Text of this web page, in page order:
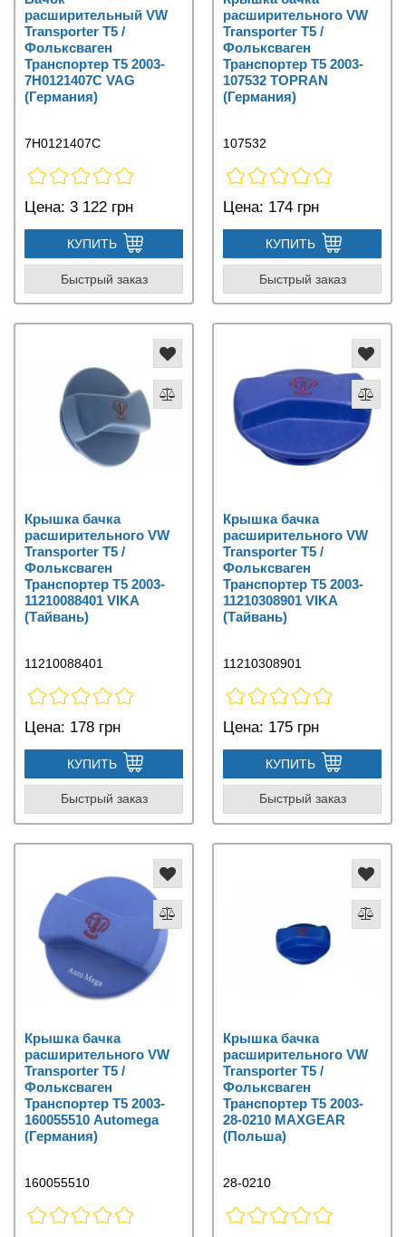
расширительный VW
Transporter T5 /
Фольксваген
Транспортер Т5 2003-
7H0121407C VAG
(Германия)
7H0121407C
Цена: 3 122 грн
КУПИТЬ
Быстрый заказ
расширительного VW
Transporter T5 /
Фольксваген
Транспортер Т5 2003-
107532 TOPRAN
(Германия)
107532
Цена: 174 грн
КУПИТЬ
Быстрый заказ
Крышка бачка
расширительного VW
Transporter T5 /
Фольксваген
Транспортер Т5 2003-
11210088401 VIKA
(Тайвань)
11210088401
Цена: 178 грн
КУПИТЬ
Быстрый заказ
Крышка бачка
расширительного VW
Transporter T5 /
Фольксваген
Транспортер Т5 2003-
11210308901 VIKA
(Тайвань)
11210308901
Цена: 175 грн
КУПИТЬ
Быстрый заказ
Крышка бачка
расширительного VW
Transporter T5 /
Фольксваген
Транспортер Т5 2003-
160055510 Automega
(Германия)
160055510
Крышка бачка
расширительного VW
Transporter T5 /
Фольксваген
Транспортер Т5 2003-
28-0210 MAXGEAR
(Польша)
28-0210